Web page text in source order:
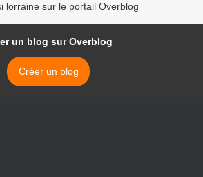
lorraine sur le portail Overblog
un blog sur Overblog
Créer un blog